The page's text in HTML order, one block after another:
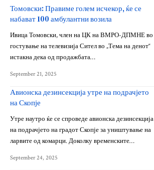
Томовски: Правиме голем исчекор, ќе се
набават 100 амбулантни возила
Ивица Томовски, член на ЦК на ВМРО-ДПМНЕ во
гостување на телевизија Сител во „Тема на денот“
истакна дека од продажбата…
September 21, 2025
Авионска дезинсекција утре на подрачјето
на Скопје
Утре наутро ќе се спроведе авионска дезинсекција
на подрачјето на градот Скопје за уништување на
ларвите од комарци. Доколку временските…
September 24, 2025